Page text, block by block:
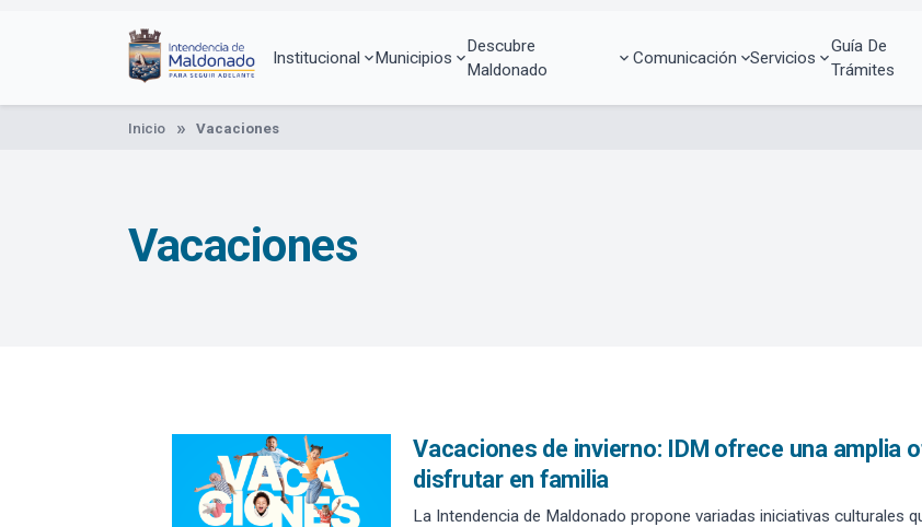
Institucional Municipios
Descubre
Maldonado
Comunicación Servicios
Guía De
Trámites
Inicio Vacaciones
Vacaciones
Vacaciones de invierno: IDM ofrece una amplia
disfrutar en familia
La Intendencia de Maldonado propone variadas iniciativas culturales